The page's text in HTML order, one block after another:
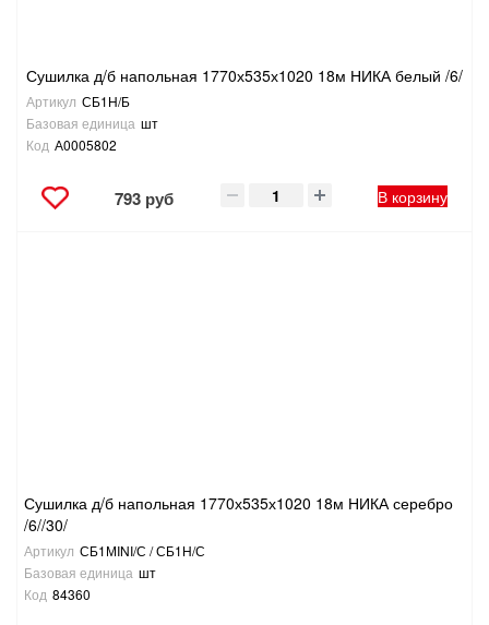
Сушилка д/б напольная 1770х535х1020 18м НИКА белый /6/
Артикул СБ1Н/Б
Базовая единица шт
Код А0005802
793 руб В корзину
Сушилка д/б напольная 1770х535х1020 18м НИКА серебро
/6//30/
Артикул СБ1МINI/С / СБ1Н/С
Базовая единица шт
Код 84360